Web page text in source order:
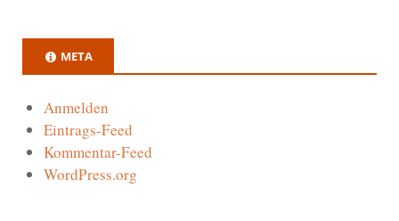
META
Anmelden
Eintrags-Feed
Kommentar-Feed
WordPress.org